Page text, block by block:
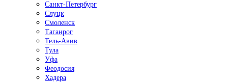
Санкт-Петербург
Слуцк
Смоленск
Таганрог
Тель-Авив
Тула
Уфа
Феодосия
Хадера